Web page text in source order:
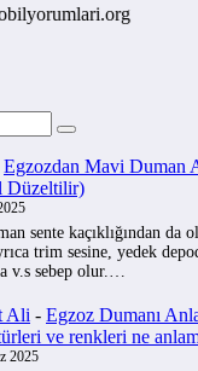
Egzozdan Mavi Duman
Düzeltilir)
sente kaçıklığından da
trim sesine, yedek
v.s sebep olur.…
Ali - Egzoz Dumanı
ve renkleri ne
2025